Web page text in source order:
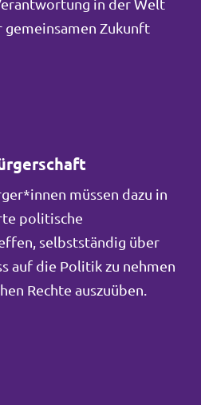
in der Welt
gemeinsamen Zukunft
müssen dazu in
politische
selbstständig über
auf die Politik zu nehmen
Rechte auszuüben.